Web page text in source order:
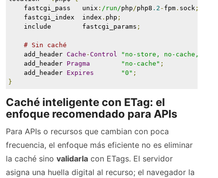
fastcgi_pass   unix : /run/php/php8 .2 - fpm . sock ;
fastcgi_index  index . php ;
include        fastcgi_params ;
# Sin caché
add_header Cache -Control
"no-store, no-cache,
add_header Pragma "no-cache" ;
add_header Expires "0" ;
}
Caché inteligente con ETag: el
enfoque recomendado para APIs
Para APIs o recursos que cambian con poca
frecuencia, el enfoque más eficiente no es eliminar
la caché sino validarla con ETags. El servidor
asigna una huella digital al recurso; el navegador la